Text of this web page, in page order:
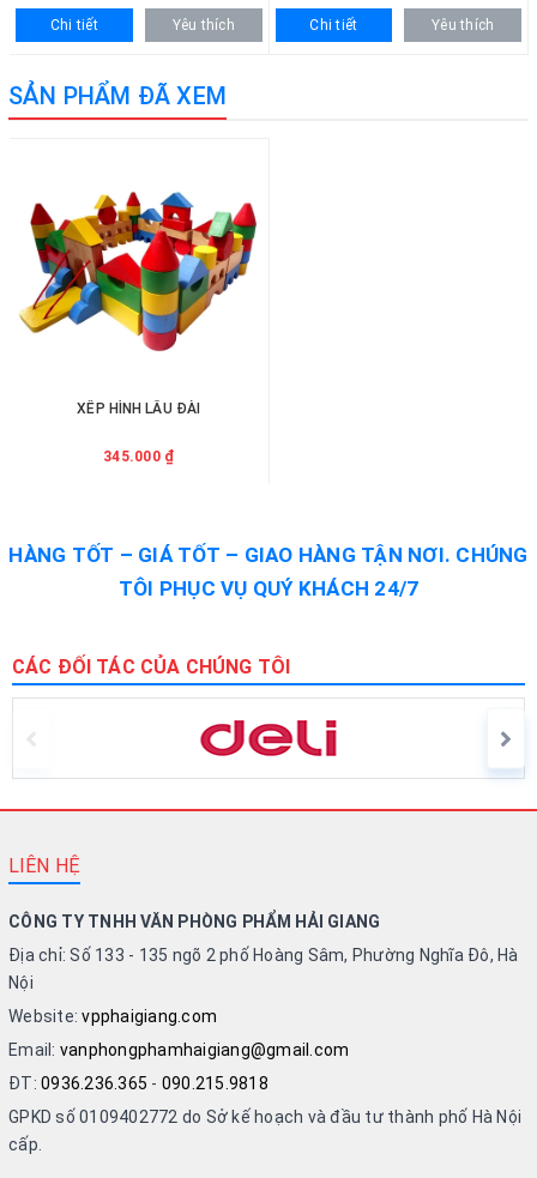
Chi tiết Yêu thích Chi tiết Yêu thích
SẢN PHẨM ĐÃ XEM
XẾP HÌNH LÂU ĐÀI
345.000 ₫
HÀNG TỐT – GIÁ TỐT – GIAO HÀNG TẬN NƠI. CHÚNG
TÔI PHỤC VỤ QUÝ KHÁCH 24/7
CÁC ĐỐI TÁC CỦA CHÚNG TÔI
LIÊN HỆ
CÔNG TY TNHH VĂN PHÒNG PHẨM HẢI GIANG
Địa chỉ: Số 133 - 135 ngõ 2 phố Hoàng Sâm, Phường Nghĩa Đô, Hà
Nội
Website:vpphaigiang.com
Email: vanphongphamhaigiang@gmail.com
ĐT: 0936.236.365 - 090.215.9818
GPKD số 0109402772 do Sở kế hoạch và đầu tư thành phố Hà Nội
cấp.